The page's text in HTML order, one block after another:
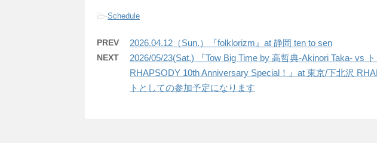
o
o
e
r
-Schedule
PREV 2026.04.12（Sun.）『folklorizm』at 静岡 ten to sen
NEXT
2026/05/23(Sat.) 『Tow Big Time by 高哲典-Akinori Taka- vs
RHAPSODY 10th Anniversary Special！』at 東京/下北沢
トとしての参加予定になります